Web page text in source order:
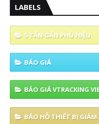
LABELS
5 TẤN GẮN PHÙ HIỆU
BÁO GIÁ
BÁO GIÁ VTRACKING
BÁO HỖ THIẾT BỊ GIÁM